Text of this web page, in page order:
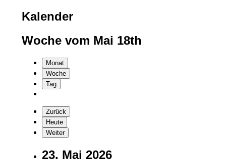
Kalender
Woche vom Mai 18th
Monat
Woche
Tag
Zurück
Heute
Weiter
23. Mai 2026